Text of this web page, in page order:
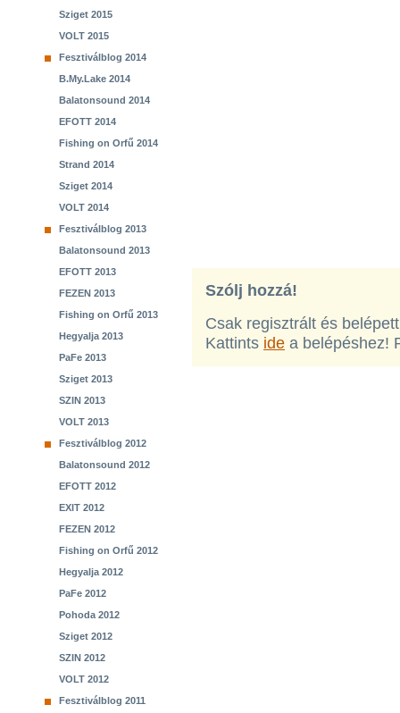
Sziget 2015
VOLT 2015
Fesztiválblog 2014
B.My.Lake 2014
Balatonsound 2014
EFOTT 2014
Fishing on Orfű 2014
Strand 2014
Sziget 2014
VOLT 2014
Fesztiválblog 2013
Balatonsound 2013
EFOTT 2013
FEZEN 2013
Fishing on Orfű 2013
Hegyalja 2013
PaFe 2013
Sziget 2013
SZIN 2013
VOLT 2013
Fesztiválblog 2012
Balatonsound 2012
EFOTT 2012
EXIT 2012
FEZEN 2012
Fishing on Orfű 2012
Hegyalja 2012
PaFe 2012
Pohoda 2012
Sziget 2012
SZIN 2012
VOLT 2012
Fesztiválblog 2011
Szólj hozzá!
Csak regisztrált és
Kattints ide a belépéshez!